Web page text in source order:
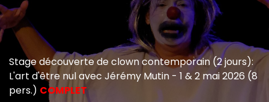
Stage découverte de clown contemporain (2 jours):
L'art d'être nul avec Jérémy Mutin - 1 & 2 mai 2026 (8
pers.) COMPLET